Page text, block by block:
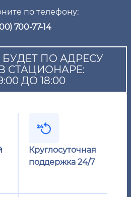
по телефону:
700-77-14
ПО АДРЕСУ
СТАЦИОНАРЕ:
ДО 18:00
Круглосуточная
поддержка 24/7